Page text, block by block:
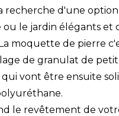
recherche d'une
ou le jardin élégants et
moquette de pierre
de granulat de
vont être ensuite
le revêtement de